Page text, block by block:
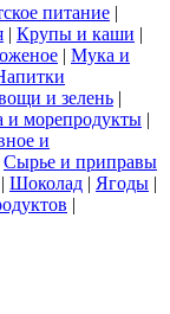
питание |
| Крупы и каши |
| Мука и
и зелень |
и морепродукты |
и
Сырье и приправы
| Шоколад | Ягоды |
|